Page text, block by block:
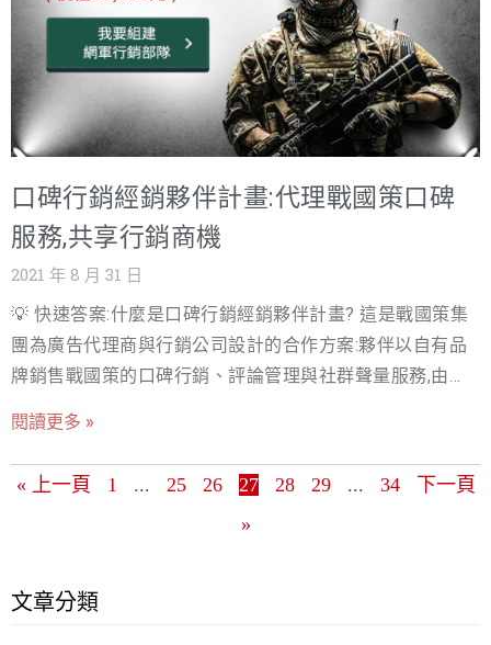
可以透過視覺形象、內容的安排來給使用者一段企業的介
紹，以及全方位的提升企業形象。 在JAM’S TEA網頁設計
上，以六大選項去做頁面分類，自然的色調、嚴選的大吉
嶺茶葉、清爽甘甜的飲品照呈現在網頁上，讓瀏覽者還沒
品嘗到就先感受到每一杯飲料的溫度。其中「產品介紹」
現，搭配文字簡短介紹，能省下消費者查詢的時間，同時
也透過一個網站讓潛在客戶一覽瞭然！ 戰國策社群行銷服
碑，讓提升產品曝光度吸引人流進入網站導購及提升客戶
忠誠度。 戰國策網頁設計服務 擁有超過20年的業界服務
經驗，協助超過百位的客戶進行網站設計與架設，若對於
網站架設上有些許不懂的地方，也歡迎聯繫我們，將會有
專員親自為您介紹。戰國策專業且用心，絕對給你最滿意
＠119m https://www.nss.com.tw/
口碑行銷經銷夥伴計畫:代理戰國策口碑
服務,共享行銷商機
2021 年 8 月 31 日
💡 快速答案:什麼是口碑行銷經銷夥伴計畫? 這是戰國策集
團為廣告代理商與行銷公司設計的合作方案:夥伴以自有品
牌銷售戰國策的口碑行銷、評論管理與社群聲量服務,由戰
銷商加入戰國策夥伴體系。 本公司目前提供網軍行銷部隊
出租計劃，歡迎網頁設計、行銷、SEO、公關公司、有企圖
心的夥伴加入！ 網軍行銷(口碑行銷)的市場商機大嗎？ 根
據Nielson信任度研究報告顯示：70%的消費者在購買商品
網路評論而已，同時有97％的網友會閱讀公司對評論的回
閱讀更多 »
« 上一頁 1 ... 25 26 27 28 29 ... 34
下一頁
»
文章分類